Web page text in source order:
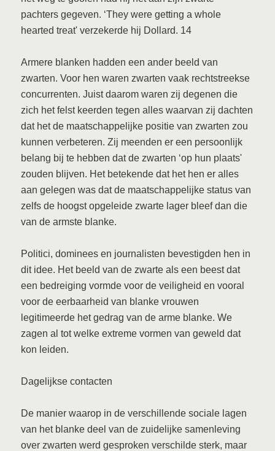
pachters gegeven. ‘They were getting a whole
hearted treat' verzekerde hij Dollard. 14
Armere blanken hadden een ander beeld van
zwarten. Voor hen waren zwarten vaak rechtstreekse
concurrenten. Juist daarom waren zij degenen die
zich het felst keerden tegen alles waarvan zij dachten
dat het de maatschappelijke positie van zwarten zou
kunnen verbeteren. Zij meenden er een persoonlijk
belang bij te hebben dat de zwarten ‘op hun plaats'
zouden blijven. Het betekende dat het hen er alles
aan gelegen was dat de maatschappelijke status van
zelfs de hoogst opgeleide zwarte lager bleef dan die
van de armste blanke.
Politici, dominees en journalisten bevestigden hen in
dit idee. Het beeld van de zwarte als een beest dat
een bedreiging vormde voor de veiligheid en vooral
voor de eerbaarheid van blanke vrouwen
legitimeerde het gedrag van de arme blanke. We
zagen al tot welke extreme vormen van geweld dat
kon leiden.
Dagelijkse contacten
De manier waarop in de verschillende sociale lagen
van het blanke deel van de zuidelijke samenleving
over zwarten werd gesproken verschilde sterk, maar